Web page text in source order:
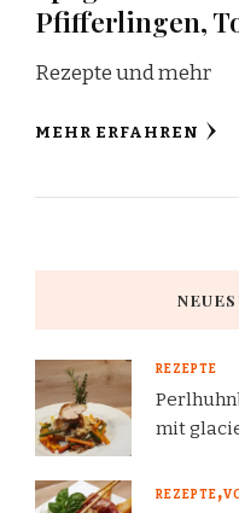
Pfifferlingen,
Rezepte und mehr
MEHR ERFAHREN
REZEPTE
mit
REZEPTE